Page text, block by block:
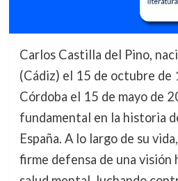
Carlos Castilla del Pino,
(Cádiz) el 15 de octubre
Córdoba el 15 de mayo de
fundamental en la historia
España. A lo largo de su
firme defensa de una visión